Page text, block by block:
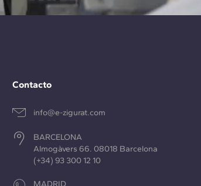
Contacto
info@e-zigurat.com
BARCELONA
Almogàvers 66. 08018 Barcelona
(+34) 93 300 12 10
MADRID